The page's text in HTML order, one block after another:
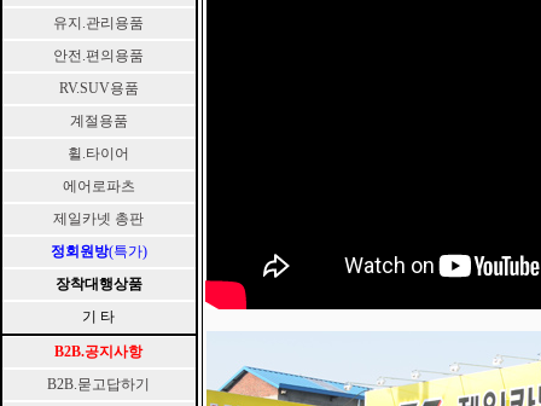
유지.관리용품
안전.편의용품
RV.SUV용품
계절용품
휠.타이어
에어로파츠
제일카넷 총판
정회원방(특가)
장착대행상품
기 타
B2B.공지사항
B2B.묻고답하기